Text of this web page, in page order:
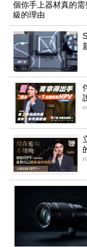
個你手上器材真的需
級的理由